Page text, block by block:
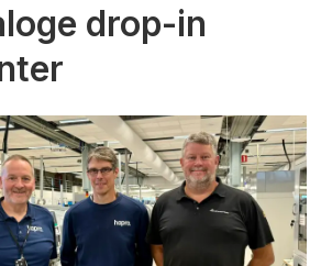
drop-in